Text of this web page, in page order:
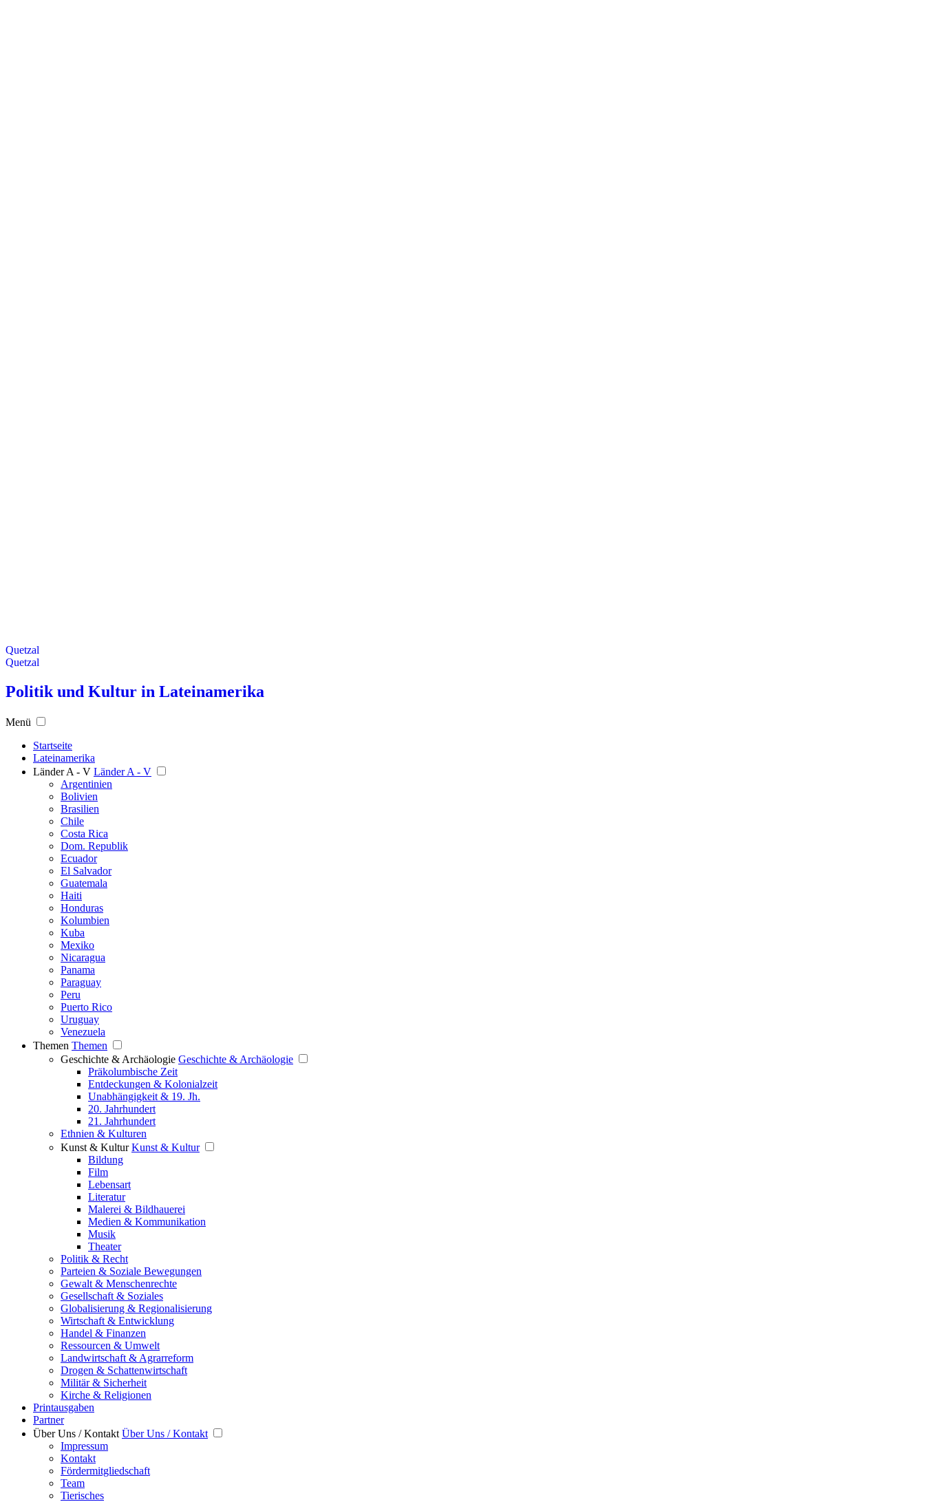
Quetzal
Quetzal
Politik und Kultur in Lateinamerika
Menü
Startseite
Lateinamerika
Länder A - V Länder A - V
Argentinien
Bolivien
Brasilien
Chile
Costa Rica
Dom. Republik
Ecuador
El Salvador
Guatemala
Haiti
Honduras
Kolumbien
Kuba
Mexiko
Nicaragua
Panama
Paraguay
Peru
Puerto Rico
Uruguay
Venezuela
Themen Themen
Geschichte & Archäologie Geschichte & Archäologie
Präkolumbische Zeit
Entdeckungen & Kolonialzeit
Unabhängigkeit & 19. Jh.
20. Jahrhundert
21. Jahrhundert
Ethnien & Kulturen
Kunst & Kultur Kunst & Kultur
Bildung
Film
Lebensart
Literatur
Malerei & Bildhauerei
Medien & Kommunikation
Musik
Theater
Politik & Recht
Parteien & Soziale Bewegungen
Gewalt & Menschenrechte
Gesellschaft & Soziales
Globalisierung & Regionalisierung
Wirtschaft & Entwicklung
Handel & Finanzen
Ressourcen & Umwelt
Landwirtschaft & Agrarreform
Drogen & Schattenwirtschaft
Militär & Sicherheit
Kirche & Religionen
Printausgaben
Partner
Über Uns / Kontakt Über Uns / Kontakt
Impressum
Kontakt
Fördermitgliedschaft
Team
Tierisches